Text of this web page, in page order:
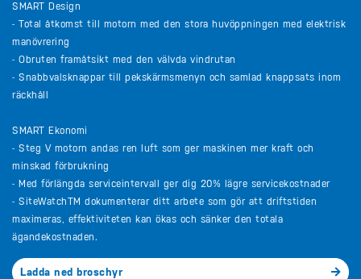
SMART Design
- Total åtkomst till motorn med den stora huvöppningen med elektrisk
manövrering
- Obruten framåtsikt med den välvda vindrutan
- Snabbvalsknappar till pekskärmsmenyn och samlad knappsats inom
räckhåll
SMART Ekonomi
- Steg V motorn andas ren luft som ger maskinen mer kraft och
minskad förbrukning
- Med förlängda serviceintervall ger dig 20% lägre servicekostnader
- SiteWatchTM dokumenterar ditt arbete som gör att driftstiden
maximeras, effektiviteten kan ökas och sänker den totala
ägandekostnaden.
Ladda ned broschyr